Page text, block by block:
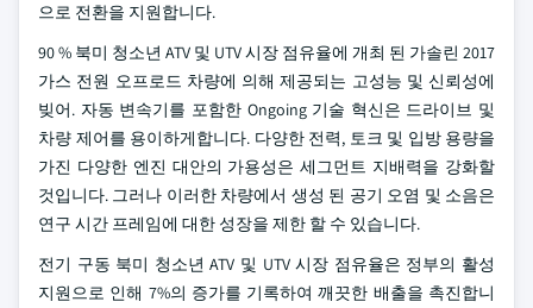
으로 전환을 지원합니다.
90 % 북미 청소년 ATV 및 UTV 시장 점유율에 개최 된 가솔린 2017
가스 전원 오프로드 차량에 의해 제공되는 고성능 및 신뢰성에
빚어. 자동 변속기를 포함한 Ongoing 기술 혁신은 드라이브 및
차량 제어를 용이하게합니다. 다양한 전력, 토크 및 입방 용량을
가진 다양한 엔진 대안의 가용성은 세그먼트 지배력을 강화할
것입니다. 그러나 이러한 차량에서 생성 된 공기 오염 및 소음은
연구 시간 프레임에 대한 성장을 제한 할 수 있습니다.
전기 구동 북미 청소년 ATV 및 UTV 시장 점유율은 정부의 활성
지원으로 인해 7%의 증가를 기록하여 깨끗한 배출을 촉진합니